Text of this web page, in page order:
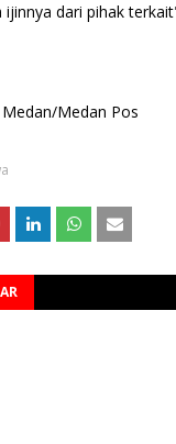
dari pihak
Medan Pos